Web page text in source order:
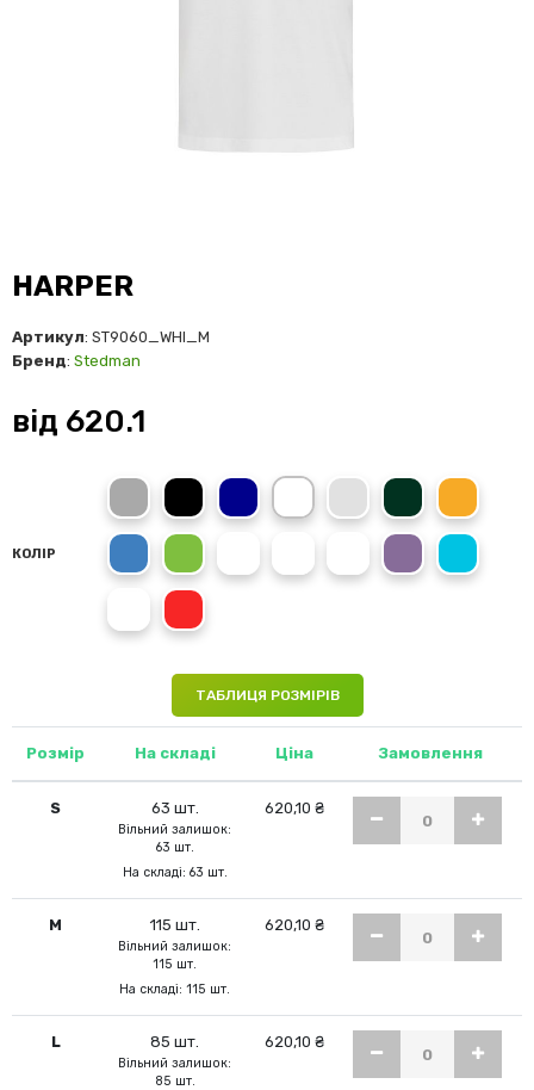
HARPER
Артикул: ST9060_WHI_M
Бренд: Stedman
від 620.1
КОЛІР
Slate GreyBlack OpalMarina BlueWhite Grey HeatherMilitary Green
Pumpkin
King BlueGreen Flash Pacific BlueLavender Purple
Hawaii Blue
Frosted BlueCrimson Red
ТАБЛИЦЯ РОЗМІРІВ
Розмір На складі Ціна Замовлення
S 63 шт.
Вільний залишок:
63 шт.
На складі: 63 шт.
620,10 ₴
M 115 шт.
Вільний залишок:
115 шт.
На складі: 115 шт.
620,10 ₴
L 85 шт.
Вільний залишок:
85 шт.
620,10 ₴